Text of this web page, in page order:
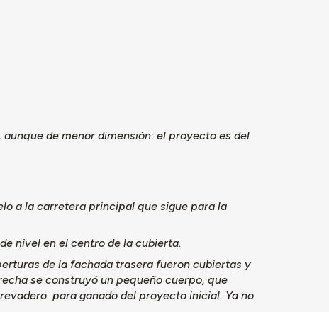
aunque de menor dimensión: el proyecto es del
a la carretera principal que sigue para la
nivel en el centro de la cubierta.
de la fachada trasera fueron cubiertas y
se construyó un pequeño cuerpo, que
para ganado del proyecto inicial. Ya no